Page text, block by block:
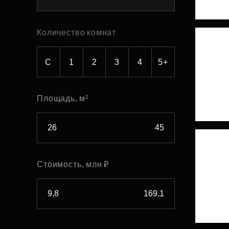
Рефинансирование
Количество комнат
С 1 2 3 4 5+
Площадь, м²
Стоимость, млн ₽